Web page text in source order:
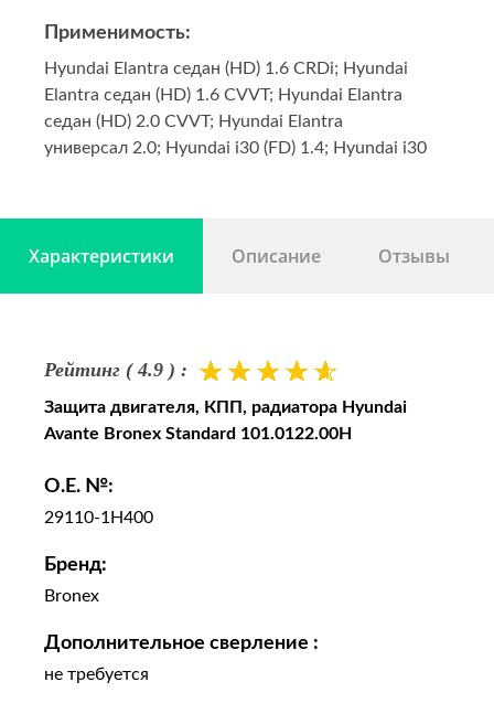
Применимость:
Hyundai Elantra седан (HD) 1.6 CRDi; Hyundai
Elantra седан (HD) 1.6 CVVT; Hyundai Elantra
седан (HD) 2.0 CVVT; Hyundai Elantra
универсал 2.0; Hyundai i30 (FD) 1.4; Hyundai i30
Характеристики Описание Отзывы
Рейтинг ( 4.9 ) :
Защита двигателя, КПП, радиатора Hyundai
Avante Bronex Standard 101.0122.00H
O.E. №:
29110-1H400
Бренд:
Bronex
Дополнительное сверление :
не требуется